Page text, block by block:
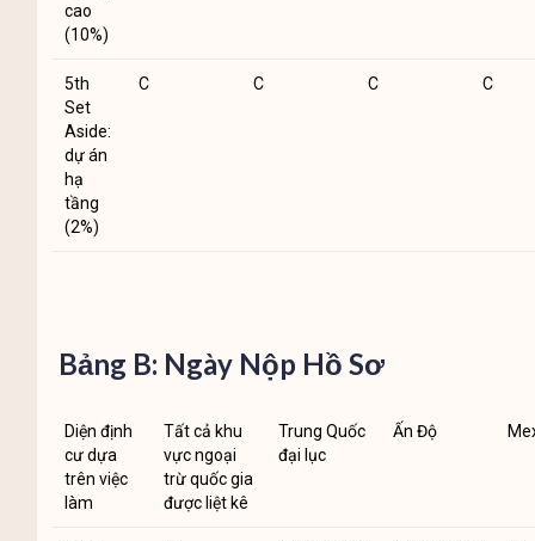
cao
(10%)
5th
Set
Aside:
dự án
hạ
tầng
(2%)
C C C C
Bảng B: Ngày Nộp Hồ Sơ
Diện định
cư dựa
trên việc
làm
Tất cả khu
vực ngoại
trừ quốc gia
được liệt kê
Trung Quốc
đại lục
Ấn Độ